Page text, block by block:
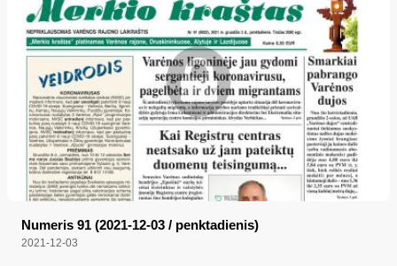
Numeris 91 (2021-12-03 / penktadienis)
2021-12-03